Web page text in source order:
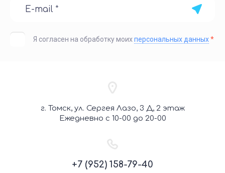
Я согласен на обработку моихперсональных данных*
г. Томск, ул. Сергея Лазо, 3 Д, 2 этаж
Ежедневно с 10-00 до 20-00
+7 (952) 158-79-40